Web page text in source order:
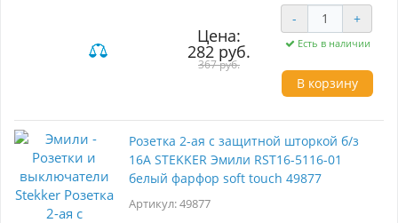
элемент из серии Эмили отличается
элегантными линиями и современным
дизайном, что позволяет ему гармонично
вписаться в различные стили оформления.
Изготовленный из высококачественного
поликарбоната, этот выключатель обладает
способностью не поддерживать горение, что
использования. Металлические элементы,
включая токоведущую часть из
оловяннофосфорной бронзы и прочный
гальванизированный суппорт, гарантируют
скрытым способом, а материал soft touch
Цена:
282 руб.
367 руб.
- +
Есть в наличии
В корзину
Розетка 2-ая с защитной шторкой б/з
16А STEKKER Эмили RST16-5116-01
белый фарфор soft touch 49877
Артикул: 49877